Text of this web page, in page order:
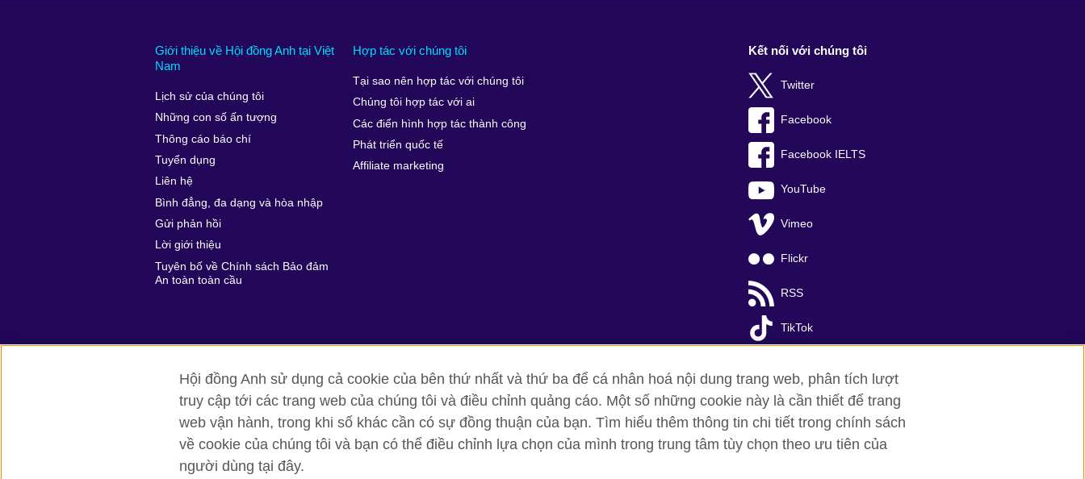
Giới thiệu về Hội đồng Anh tại Việt
Nam
Lịch sử của chúng tôi
Những con số ấn tượng
Thông cáo báo chí
Tuyển dụng
Liên hệ
Bình đẳng, đa dạng và hòa nhập
Gửi phản hồi
Lời giới thiệu
Tuyên bố về Chính sách Bảo đảm
An toàn toàn cầu
Hợp tác với chúng tôi
Tại sao nên hợp tác với chúng tôi
Chúng tôi hợp tác với ai
Các điển hình hợp tác thành công
Phát triển quốc tế
Affiliate marketing
Kết nối với chúng tôi
Twitter
Facebook
Facebook IELTS
YouTube
Vimeo
Flickr
RSS
TikTok
Hội đồng Anh toàn cầu Bảo mật thông tin và quy định sử dụng Cookie Sơ đồ trang
© 2026 British Council
British Council (Viet Nam) LLC (
Hội đồng Anh sử dụng cả cookie của bên thứ nhất và thứ ba để cá nhân hoá nội dung trang web, phân tích lượt
truy cập tới các trang web của chúng tôi và điều chỉnh quảng cáo. Một số những cookie này là cần thiết để trang
web vận hành, trong khi số khác cần có sự đồng thuận của bạn. Tìm hiểu thêm thông tin chi tiết trong chính sách
về cookie của chúng tôi và bạn có thể điều chỉnh lựa chọn của mình trong trung tâm tùy chọn theo ưu tiên của
người dùng tại đây.